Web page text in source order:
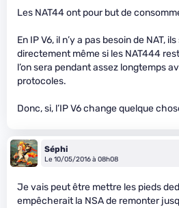
Les NAT44 ont pour but de
En IP V6, il n’y a pas besoin de NAT,
directement même si les NAT444
l’on sera pendant assez longtemps
protocoles.
Donc, si, l’IP V6 change quelque
Séphi
Le 10/05/2016 à 08h08
Je vais peut être mettre les pieds
empêcherait la NSA de remonter